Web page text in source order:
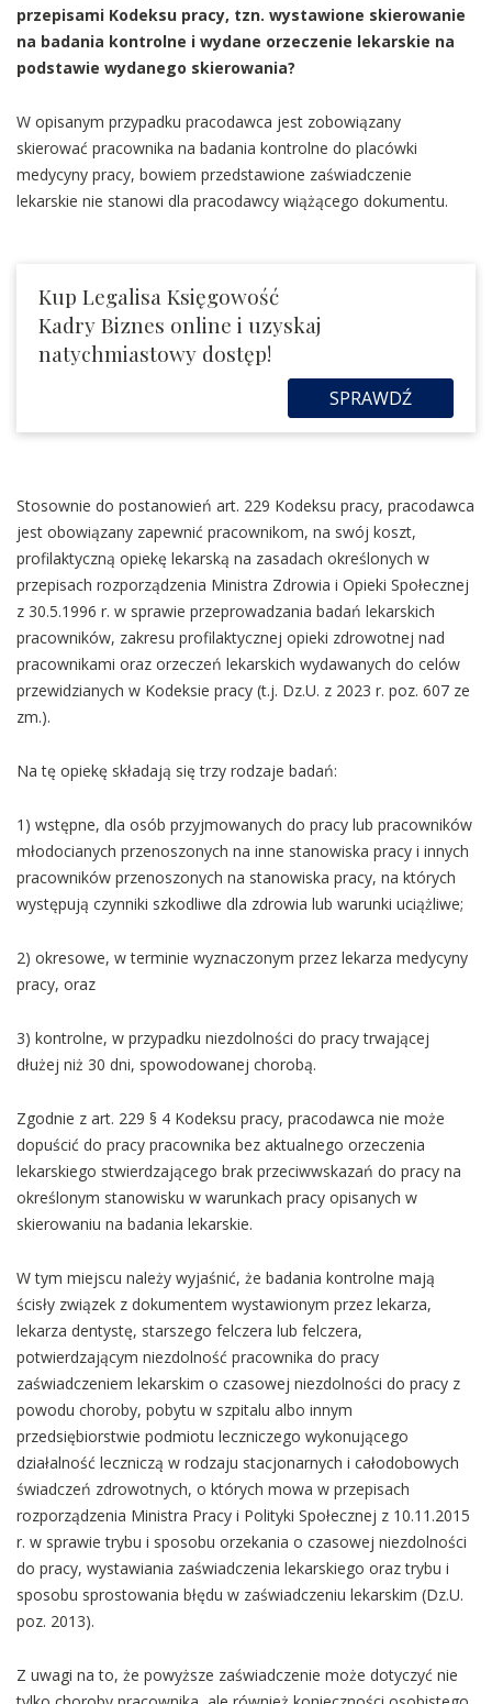
przepisami Kodeksu pracy, tzn. wystawione skierowanie
na badania kontrolne i wydane orzeczenie lekarskie na
podstawie wydanego skierowania?
W opisanym przypadku pracodawca jest zobowiązany
skierować pracownika na badania kontrolne do placówki
medycyny pracy, bowiem przedstawione zaświadczenie
lekarskie nie stanowi dla pracodawcy wiążącego dokumentu.
Kup Legalisa Księgowość
Kadry Biznes online i uzyskaj
natychmiastowy dostęp!
SPRAWDŹ
Stosownie do postanowień art. 229 Kodeksu pracy, pracodawca
jest obowiązany zapewnić pracownikom, na swój koszt,
profilaktyczną opiekę lekarską na zasadach określonych w
przepisach rozporządzenia Ministra Zdrowia i Opieki Społecznej
z 30.5.1996 r. w sprawie przeprowadzania badań lekarskich
pracowników, zakresu profilaktycznej opieki zdrowotnej nad
pracownikami oraz orzeczeń lekarskich wydawanych do celów
przewidzianych w Kodeksie pracy (t.j. Dz.U. z 2023 r. poz. 607 ze
zm.).
Na tę opiekę składają się trzy rodzaje badań:
1) wstępne, dla osób przyjmowanych do pracy lub pracowników
młodocianych przenoszonych na inne stanowiska pracy i innych
pracowników przenoszonych na stanowiska pracy, na których
występują czynniki szkodliwe dla zdrowia lub warunki uciążliwe;
2) okresowe, w terminie wyznaczonym przez lekarza medycyny
pracy, oraz
3) kontrolne, w przypadku niezdolności do pracy trwającej
dłużej niż 30 dni, spowodowanej chorobą.
Zgodnie z art. 229 § 4 Kodeksu pracy, pracodawca nie może
dopuścić do pracy pracownika bez aktualnego orzeczenia
lekarskiego stwierdzającego brak przeciwwskazań do pracy na
określonym stanowisku w warunkach pracy opisanych w
skierowaniu na badania lekarskie.
W tym miejscu należy wyjaśnić, że badania kontrolne mają
ścisły związek z dokumentem wystawionym przez lekarza,
lekarza dentystę, starszego felczera lub felczera,
potwierdzającym niezdolność pracownika do pracy
zaświadczeniem lekarskim o czasowej niezdolności do pracy z
powodu choroby, pobytu w szpitalu albo innym
przedsiębiorstwie podmiotu leczniczego wykonującego
działalność leczniczą w rodzaju stacjonarnych i całodobowych
świadczeń zdrowotnych, o których mowa w przepisach
rozporządzenia Ministra Pracy i Polityki Społecznej z 10.11.2015
r. w sprawie trybu i sposobu orzekania o czasowej niezdolności
do pracy, wystawiania zaświadczenia lekarskiego oraz trybu i
sposobu sprostowania błędu w zaświadczeniu lekarskim (Dz.U.
poz. 2013).
Z uwagi na to, że powyższe zaświadczenie może dotyczyć nie